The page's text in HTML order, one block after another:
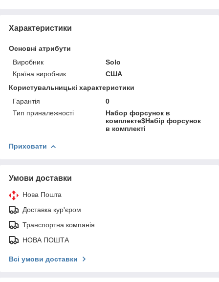
Характеристики
Основні атрибути
Виробник
Solo
Країна виробник
США
Користувальницькі характеристики
Гарантія
0
Тип приналежності
Набор форсунок в
комплекте$Набір форсунок
в комплекті
Приховати
Умови доставки
Нова Пошта
Доставка кур'єром
Транспортна компанія
НОВА ПОШТА
Всі умови доставки